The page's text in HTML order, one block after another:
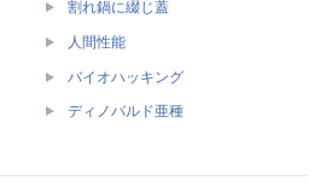
割れ鍋に綴じ蓋
人間性能
バイオハッキング
ディノバルド亜種